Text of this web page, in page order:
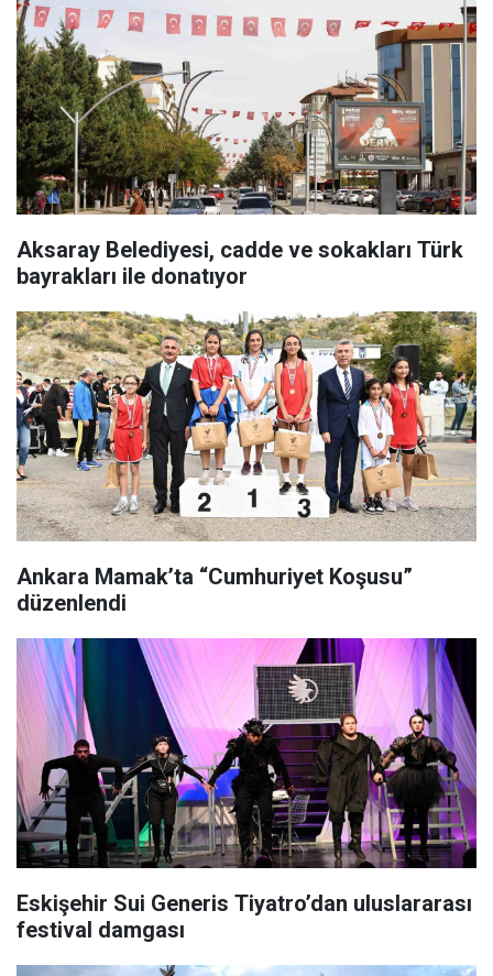
Aksaray Belediyesi, cadde ve sokakları Türk
bayrakları ile donatıyor
Ankara Mamak’ta “Cumhuriyet Koşusu”
düzenlendi
Eskişehir Sui Generis Tiyatro’dan uluslararası
festival damgası